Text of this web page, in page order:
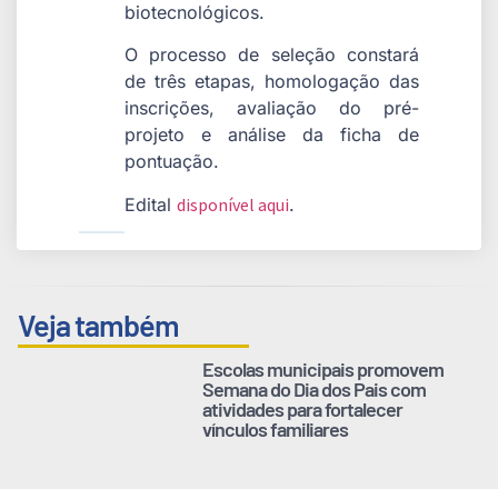
biotecnológicos.
O processo de seleção constará
de três etapas, homologação das
inscrições, avaliação do pré-
projeto e análise da ficha de
pontuação.
Edital disponível aqui.
Veja também
Escolas municipais promovem
Semana do Dia dos Pais com
atividades para fortalecer
vínculos familiares